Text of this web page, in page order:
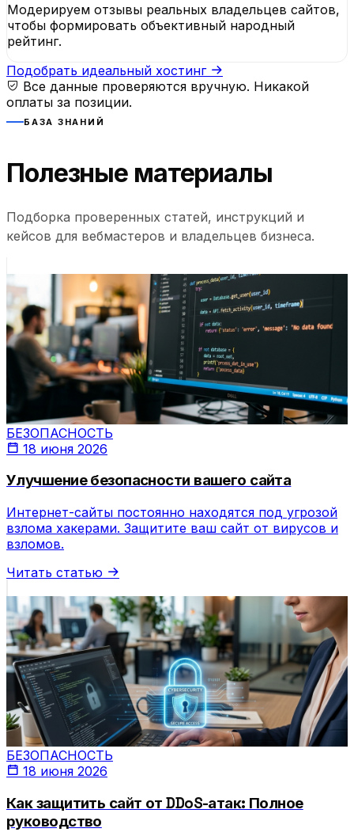
Модерируем отзывы реальных владельцев сайтов,
чтобы формировать объективный народный
рейтинг.
Подобрать идеальный хостинг
Все данные проверяются вручную. Никакой
оплаты за позиции.
БАЗА ЗНАНИЙ
Полезные материалы
Подборка проверенных статей, инструкций и
кейсов для вебмастеров и владельцев бизнеса.
БЕЗОПАСНОСТЬ
18 июня 2026
Улучшение безопасности вашего сайта
Интернет-сайты постоянно находятся под угрозой
взлома хакерами. Защитите ваш сайт от вирусов и
взломов.
Читать статью
БЕЗОПАСНОСТЬ
18 июня 2026
Как защитить сайт от DDoS-атак: Полное
руководство